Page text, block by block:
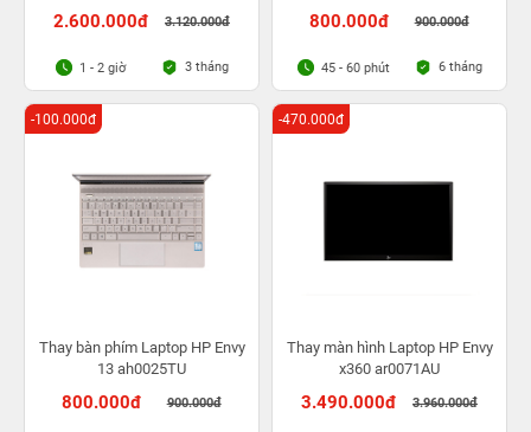
2.600.000đ 3.120.000đ
1 - 2 giờ 3 tháng
800.000đ 900.000đ
45 - 60 phút 6 tháng
Thay bàn phím Laptop HP Envy
13 ah0025TU
800.000đ 900.000đ
-100.000đ
Thay màn hình Laptop HP Envy
x360 ar0071AU
3.490.000đ 3.960.000đ
-470.000đ